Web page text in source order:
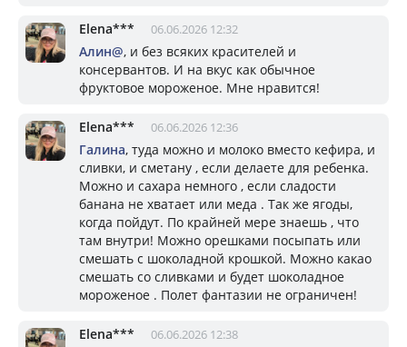
Elena*** 06.06.2026 12:32
Алин@, и без всяких красителей и
консервантов. И на вкус как обычное
фруктовое мороженое. Мне нравится!
Elena*** 06.06.2026 12:36
Галина, туда можно и молоко вместо кефира, и
сливки, и сметану , если делаете для ребенка.
Можно и сахара немного , если сладости
банана не хватает или меда . Так же ягоды,
когда пойдут. По крайней мере знаешь , что
там внутри! Можно орешками посыпать или
смешать с шоколадной крошкой. Можно какао
смешать со сливками и будет шоколадное
мороженое . Полет фантазии не ограничен!
Elena*** 06.06.2026 12:38